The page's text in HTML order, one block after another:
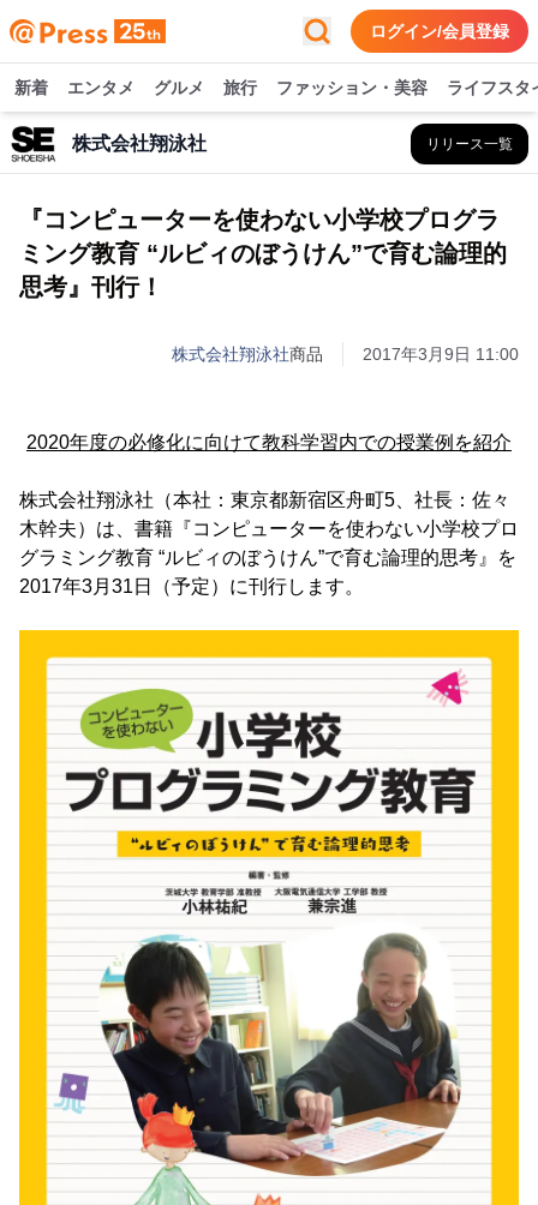
ログイン/会員登録
新着 エンタメ グルメ 旅行 ファッション・美容 ライフスタ
株式会社翔泳社 リリース一覧
『コンピューターを使わない小学校プログラ
ミング教育 “ルビィのぼうけん”で育む論理的
思考』刊行！
株式会社翔泳社商品 2017年3月9日 11:00
2020年度の必修化に向けて教科学習内での授業例を紹介
株式会社翔泳社（本社：東京都新宿区舟町5、社長：佐々
木幹夫）は、書籍『コンピューターを使わない小学校プロ
グラミング教育 “ルビィのぼうけん”で育む論理的思考』を
2017年3月31日（予定）に刊行します。